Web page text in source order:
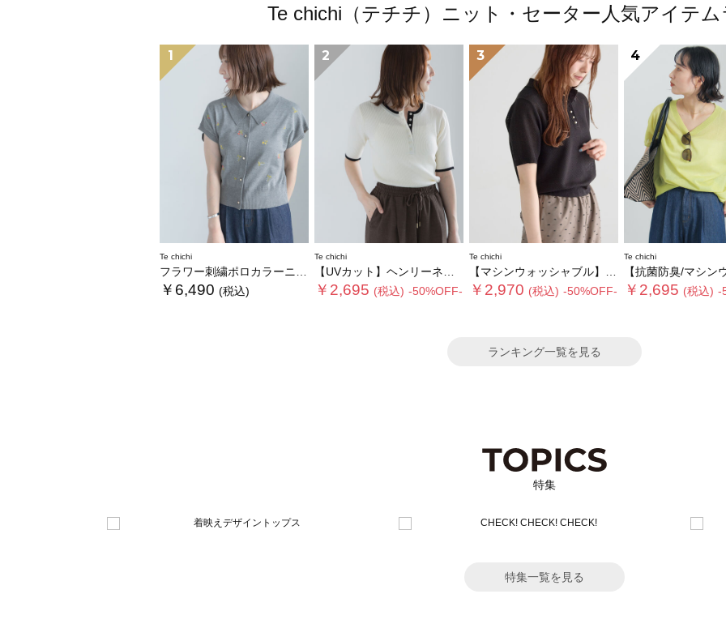
Te chichi（テチチ）ニット・セーター人気アイテ
1
Te chichi
フラワー刺繍ポロカラーニット
￥6,490 (税込)
2
Te chichi
【UVカット】ヘンリーネック5分袖配色リブニット
￥2,695 (税込) -50%OFF-
3
Te chichi
【マシンウォッシャブル】パール釦メッシュニットポロ
￥2,970 (税込) -50%OFF-
4
Te chichi
【抗菌防臭/マシンウォッシャブル】Vネック
￥2,695 (税込) -
ランキング一覧を見る
特集
特集一覧を見る